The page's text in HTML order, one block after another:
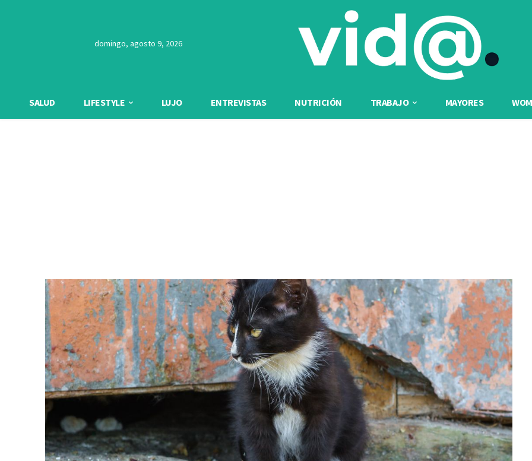
domingo, agosto 9, 2026
SALUD LIFESTYLE LUJO ENTREVISTAS NUTRICIÓN TRABAJO MAYORES